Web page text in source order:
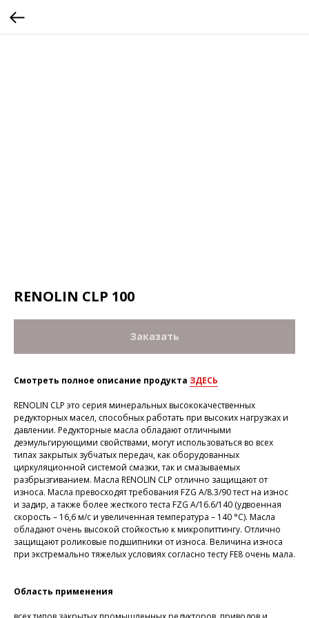
RENOLIN CLP 100
Заказать
Смотреть полное описание продукта ЗДЕСЬ
RENOLIN CLP это серия минеральных высококачественных
редукторных масел, способных работать при высоких нагрузках и
давлении. Редукторные масла обладают отличными
деэмульгирующими свойствами, могут использоваться во всех
типах закрытых зубчатых передач, как оборудованных
циркуляционной системой смазки, так и смазываемых
разбрызгиванием. Масла RENOLIN CLP отлично защищают от
износа. Масла превосходят требования FZG A/8.3/90 тест на износ
и задир, а также более жесткого теста FZG A/16.6/140 (удвоенная
скорость – 16,6 м/с и увеличенная температура – 140 °С). Масла
обладают очень высокой стойкостью к микропиттингу. Отлично
защищают роликовые подшипники от износа. Величина износа
при экстремально тяжелых условиях согласно тесту FE8 очень мала.
Область применения